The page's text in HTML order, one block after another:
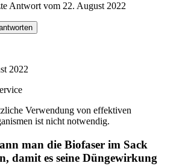
Antwort vom 22. August 2022
2022
Verwendung von effektiven
ist nicht notwendig.
man die Biofaser im Sack
damit es seine Düngewirkung